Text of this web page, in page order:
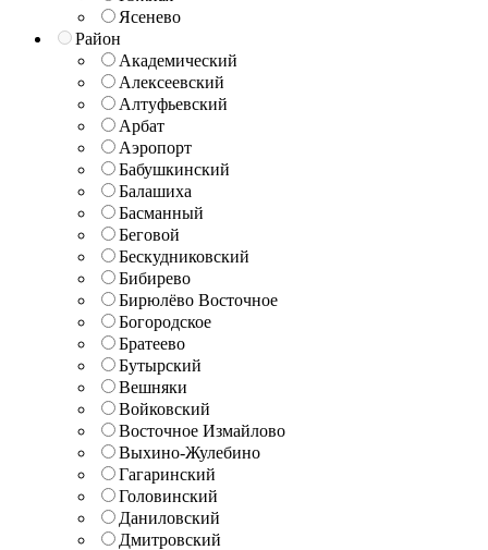
Ясенево
Район
Академический
Алексеевский
Алтуфьевский
Арбат
Аэропорт
Бабушкинский
Балашиха
Басманный
Беговой
Бескудниковский
Бибирево
Бирюлёво Восточное
Богородское
Братеево
Бутырский
Вешняки
Войковский
Восточное Измайлово
Выхино-Жулебино
Гагаринский
Головинский
Даниловский
Дмитровский